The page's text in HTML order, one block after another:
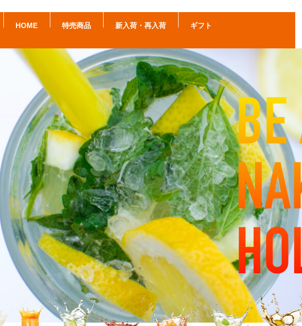
HOME 特売商品 新入荷・再入荷 ギフト